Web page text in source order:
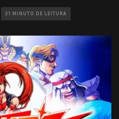
31 MINUTO DE LEITURA